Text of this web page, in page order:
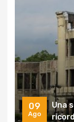
09
Ago
Una